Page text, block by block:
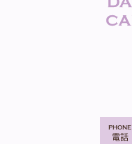
phone
電話